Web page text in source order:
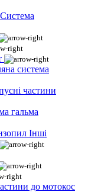
Система
система
частини
гальма
Інші
до мотокос